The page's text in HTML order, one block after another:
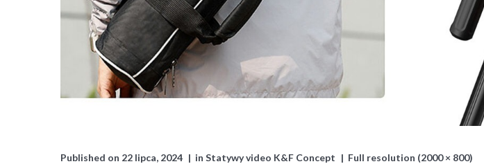
Published on 22 lipca, 2024 in Statywy video K&F Concept Full resolution (2000 × 800)